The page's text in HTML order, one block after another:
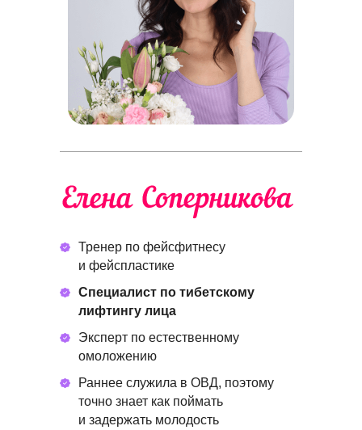
Тренер по фейсфитнесу
и фейспластике
Специалист по тибетскому
лифтингу лица
Эксперт по естественному
омоложению
Раннее служила в ОВД, поэтому
точно знает как поймать
и задержать молодость